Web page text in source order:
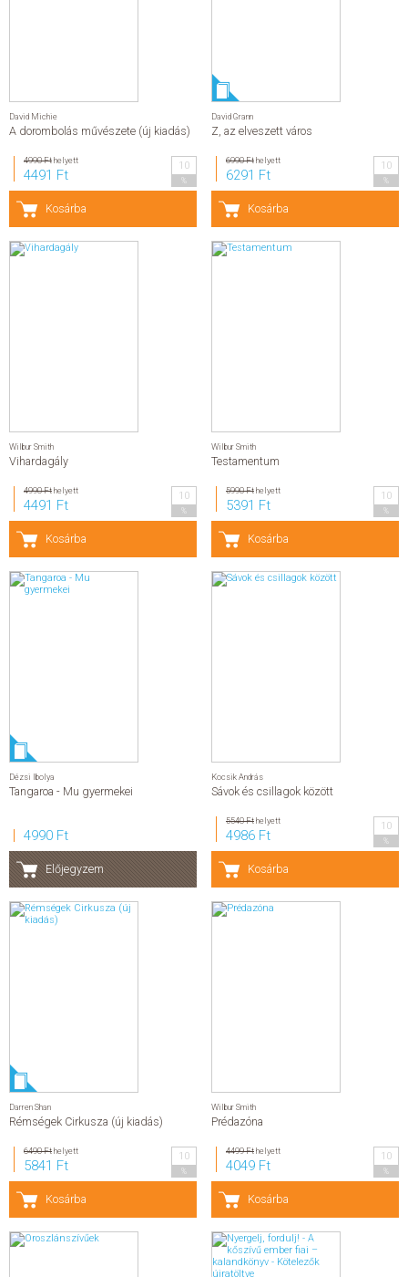
David Michie
A dorombolás művészete (új kiadás)
4990 Fthelyett
4491 Ft
10
Kosárba
David Grann
Z, az elveszett város
6990 Fthelyett
6291 Ft
10
Kosárba
Wilbur Smith
Vihardagály
4990 Fthelyett
4491 Ft
10
Kosárba
Wilbur Smith
Testamentum
5990 Fthelyett
5391 Ft
10
Kosárba
Dézsi Ibolya
Tangaroa - Mu gyermekei
4990 Ft
Előjegyzem
Kocsik András
Sávok és csillagok között
5540 Fthelyett
4986 Ft
10
Kosárba
Darren Shan
Rémségek Cirkusza (új kiadás)
6490 Fthelyett
5841 Ft
10
Kosárba
Wilbur Smith
Prédazóna
4499 Fthelyett
4049 Ft
10
Kosárba